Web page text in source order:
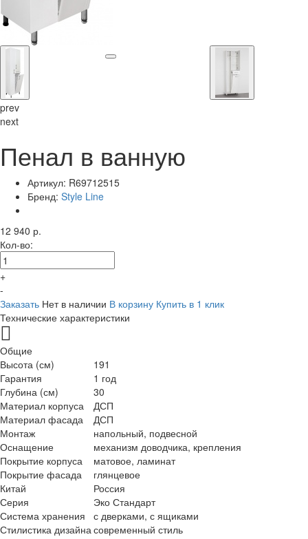
prev
next
Пенал в ванную
Артикул: R69712515
Бренд: Style Line
12 940 р.
Кол-во:
+
-
Заказать Нет в наличии В корзину Купить в 1 клик
Технические характеристики
Общие
Высота (см)
191
Гарантия
1 год
Глубина (см)
30
Материал корпуса
ДСП
Материал фасада
ДСП
Монтаж
напольный, подвесной
Оснащение
механизм доводчика, крепления
Покрытие корпуса
матовое, ламинат
Покрытие фасада
глянцевое
Китай
Россия
Серия
Эко Стандарт
Система хранения
с дверками, с ящиками
Стилистика дизайнасовременный стиль